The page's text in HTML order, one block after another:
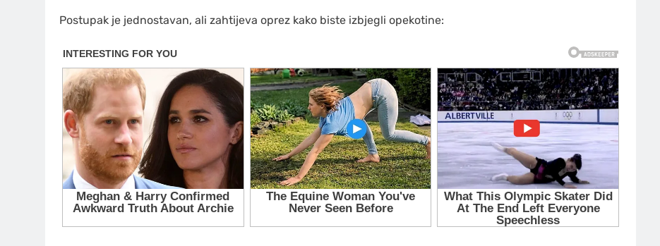
Postupak je jednostavan, ali zahtijeva oprez kako biste izbjegli opekotine: